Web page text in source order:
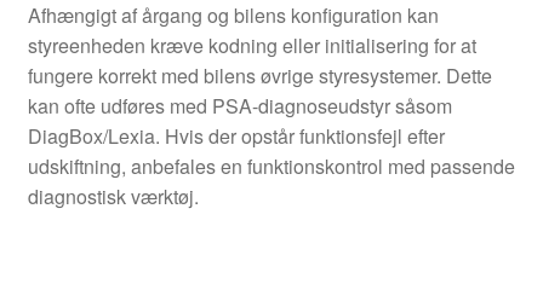
Afhængigt af årgang og bilens konfiguration kan
styreenheden kræve kodning eller initialisering for at
fungere korrekt med bilens øvrige styresystemer. Dette
kan ofte udføres med PSA-diagnoseudstyr såsom
DiagBox/Lexia. Hvis der opstår funktionsfejl efter
udskiftning, anbefales en funktionskontrol med passende
diagnostisk værktøj.